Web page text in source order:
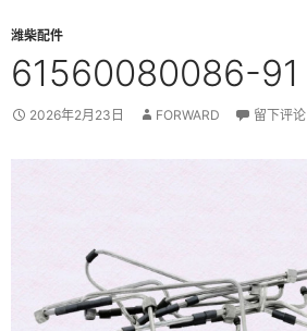
潍柴配件
61560080086-91
2026年2月23日 FORWARD 留下评论